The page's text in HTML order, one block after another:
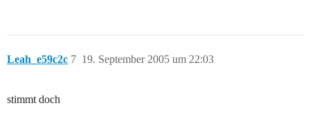
Leah_e59c2c 19. September 2005 um 22:03
7
stimmt doch